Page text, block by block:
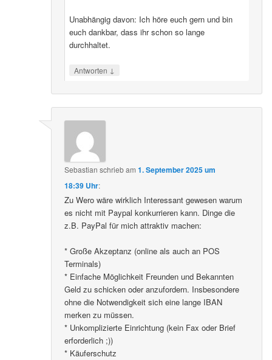
Unabhängig davon: Ich höre euch gern und bin
euch dankbar, dass ihr schon so lange
durchhaltet.
Antworten ↓
Sebastian schriebam1. September 2025 um
18:39 Uhr:
Zu Wero wäre wirklich Interessant gewesen warum
es nicht mit Paypal konkurrieren kann. Dinge die
z.B. PayPal für mich attraktiv machen:
* Große Akzeptanz (online als auch an POS
Terminals)
* Einfache Möglichkeit Freunden und Bekannten
Geld zu schicken oder anzufordern. Insbesondere
ohne die Notwendigkeit sich eine lange IBAN
merken zu müssen.
* Unkomplizierte Einrichtung (kein Fax oder Brief
erforderlich ;))
* Käuferschutz